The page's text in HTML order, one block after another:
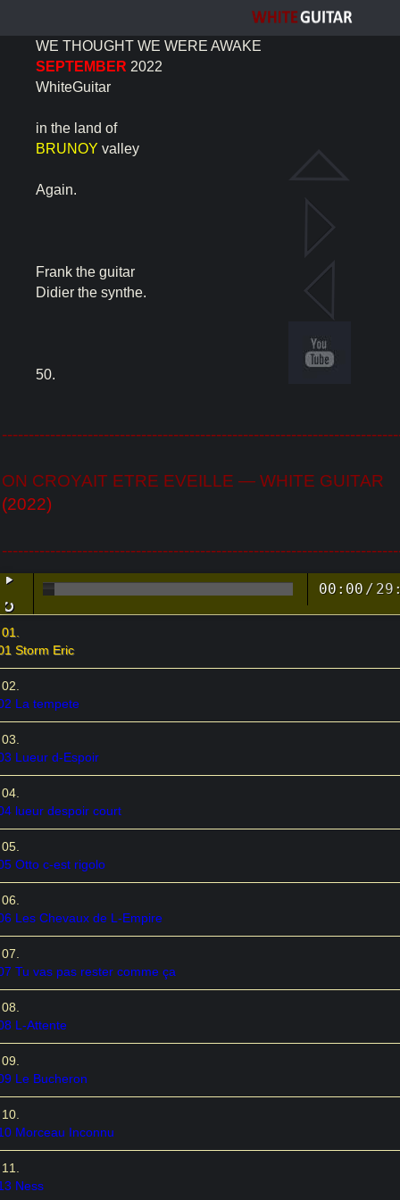
WE THOUGHT WE WERE AWAKE
SEPTEMBER 2022
WhiteGuitar
in the land of
BRUNOY valley
Again.
Frank the guitar
Didier the synthe.
50.
ON CROYAIT ETRE EVEILLE — WHITE GUITAR
(2022)
00:00 /
Storm Eric
La tempete
Lueur d-Espoir
lueur despoir court
Otto c-est rigolo
Les Chevaux de L-Empire
Tu vas pas rester comme ça
L-Attente
Le Bucheron
Morceau Inconnu
Ness